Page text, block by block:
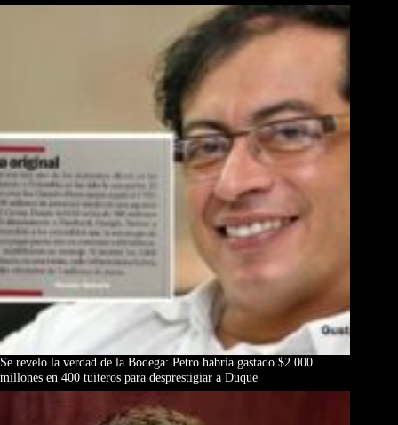
Se reveló la verdad de la Bodega: Petro habría gastado $2.000
millones en 400 tuiteros para desprestigiar a Duque